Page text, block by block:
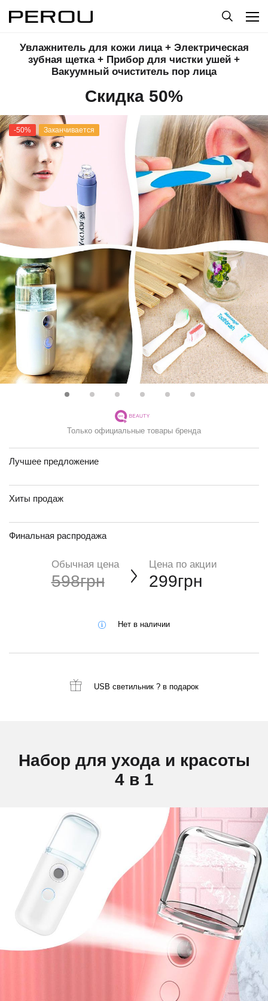
Увлажнитель для кожи лица + Электрическая
зубная щетка + Прибор для чистки ушей +
Вакуумный очиститель пор лица
Скидка 50%
-50% Заканчивается
Только официальные товары бренда
Лучшее предложение
Хиты продаж
Финальная распродажа
Обычная цена
598грн
Цена по акции
299грн
Нет в наличии
USB светильник ?в подарок
Набор для ухода и красоты
4 в 1